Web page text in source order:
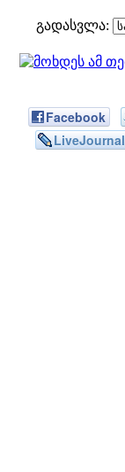
გადასვლა:
Facebook
LiveJournal